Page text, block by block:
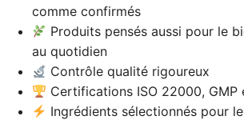
comme confirmés
Produits pensés aussi pour le
au quotidien
Contrôle qualité rigoureux
Certifications ISO 22000, GMP
Ingrédients sélectionnés pour